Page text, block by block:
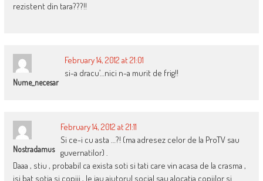
rezistent din tara???!!
Nume_necesar
February 14, 2012 at 21:01
si-a dracu’…nici n-a murit de frig!!
Nostradamus
February 14, 2012 at 21:11
Si ce-i cu asta …?! (ma adresez celor de la ProTV sau
guvernatilor) .
Daaa , stiu , probabil ca exista soti si tati care vin acasa de la crasma ,
isi bat sotia si copiii , le iau ajutorul social sau alocatia copiilor si